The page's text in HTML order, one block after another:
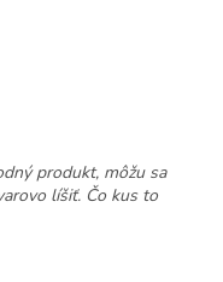
produkt, môžu sa
líšiť. Čo kus to